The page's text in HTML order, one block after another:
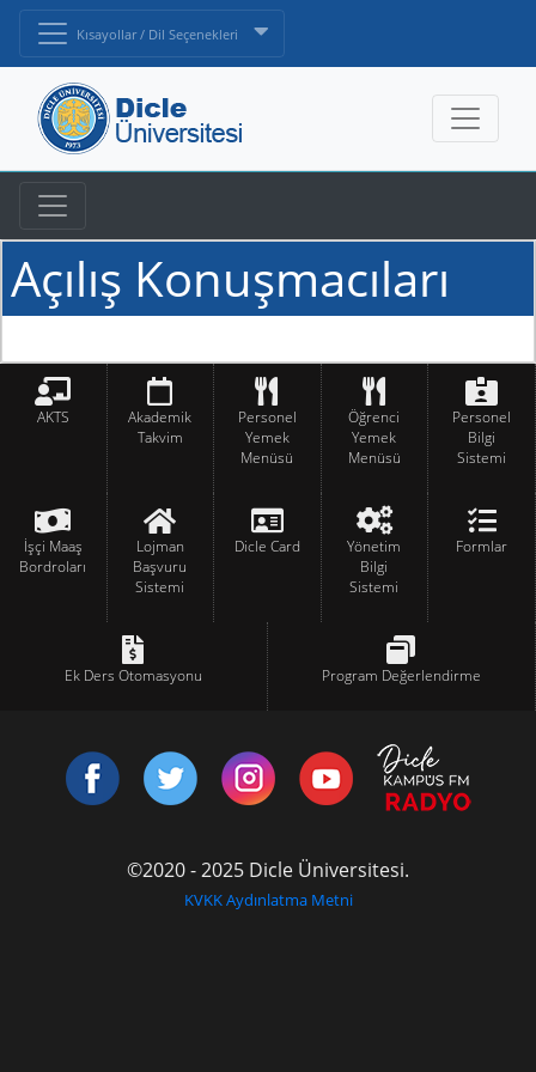
Kısayollar / Dil Seçenekleri
Açılış Konuşmacıları
AKTS
Akademik
Takvim
Personel
Yemek
Menüsü
Öğrenci
Yemek
Menüsü
Personel
Bilgi
Sistemi
İşçi Maaş
Bordroları
Lojman
Başvuru
Sistemi
Dicle Card
Yönetim
Bilgi
Sistemi
Formlar
Ek Ders Otomasyonu Program Değerlendirme
©2020 - 2025 Dicle Üniversitesi.
KVKK Aydınlatma Metni